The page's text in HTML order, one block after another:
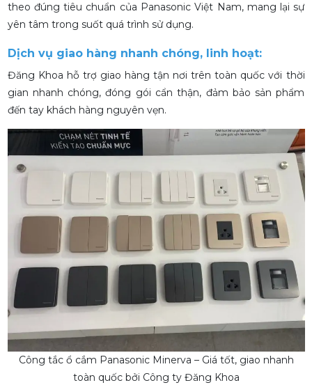
theo đúng tiêu chuẩn của Panasonic Việt Nam, mang lại sự
yên tâm trong suốt quá trình sử dụng.
Dịch vụ giao hàng nhanh chóng, linh hoạt:
Đăng Khoa hỗ trợ giao hàng tận nơi trên toàn quốc với thời
gian nhanh chóng, đóng gói cẩn thận, đảm bảo sản phẩm
đến tay khách hàng nguyên vẹn.
Công tắc ổ cắm Panasonic Minerva – Giá tốt, giao nhanh
toàn quốc bởi Công ty Đăng Khoa